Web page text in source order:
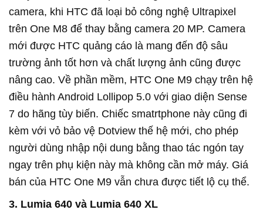
camera, khi HTC đã loại bỏ công nghệ Ultrapixel
trên One M8 để thay bằng camera 20 MP. Camera
mới được HTC quảng cáo là mang đến độ sâu
trường ảnh tốt hơn và chất lượng ảnh cũng được
nâng cao. Về phần mềm, HTC One M9 chạy trên hệ
điều hành Android Lollipop 5.0 với giao diện Sense
7 do hãng tùy biến. Chiếc smatrtphone này cũng đi
kèm với vỏ bảo vệ Dotview thế hệ mới, cho phép
người dùng nhập nội dung bằng thao tác ngón tay
ngay trên phụ kiện này mà không cần mở máy. Giá
bán của HTC One M9 vẫn chưa được tiết lộ cụ thể.
3. Lumia 640 và Lumia 640 XL